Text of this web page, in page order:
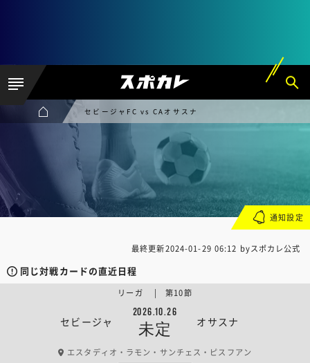
セビージャFC vs CAオサスナ
最終更新2024-01-29 06:12 byスポカレ公式
同じ対戦カードの直近日程
セビージャ
2026.10.26
未定 オサスナ
リーガ | 第10節
エスタディオ・ラモン・サンチェス・ピスフアン
通知設定